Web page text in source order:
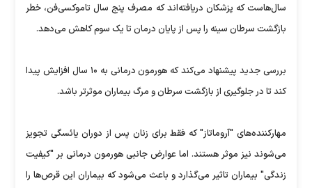
سال‌هاست که پزشکان دریافته‌اند که مصرف پنج سال تاموکسی‌فن، خطر
بازگشت سرطان سینه را پس از پایان درمان تا یک سوم کاهش می‌دهد.
بررسی جدید پیشنهاد می‌کند که هورمون درمانی به ۱۰ سال افزایش پیدا
کند تا در جلوگیری از بازگشت سرطان و مرگ بیماران موثرتر باشد.
مهارکننده‌های "آروماتاز" که فقط برای زنان پس از دوران یائسگی تجویز
می‌شوند نیز موثر هستند. اما عوارض جانبی هورمون درمانی بر "کیفیت
زندگی" بیماران تاثیر می‌گذارد و باعث می‌شود که بیماران این قرص‌ها را